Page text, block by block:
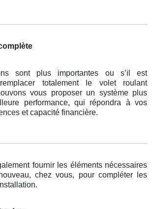
sont plus importantes ou s’il est
totalement le volet roulant
vous proposer un système plus
performance, qui répondra à vos
et capacité financière.
fournir les éléments nécessaires
chez vous, pour compléter les